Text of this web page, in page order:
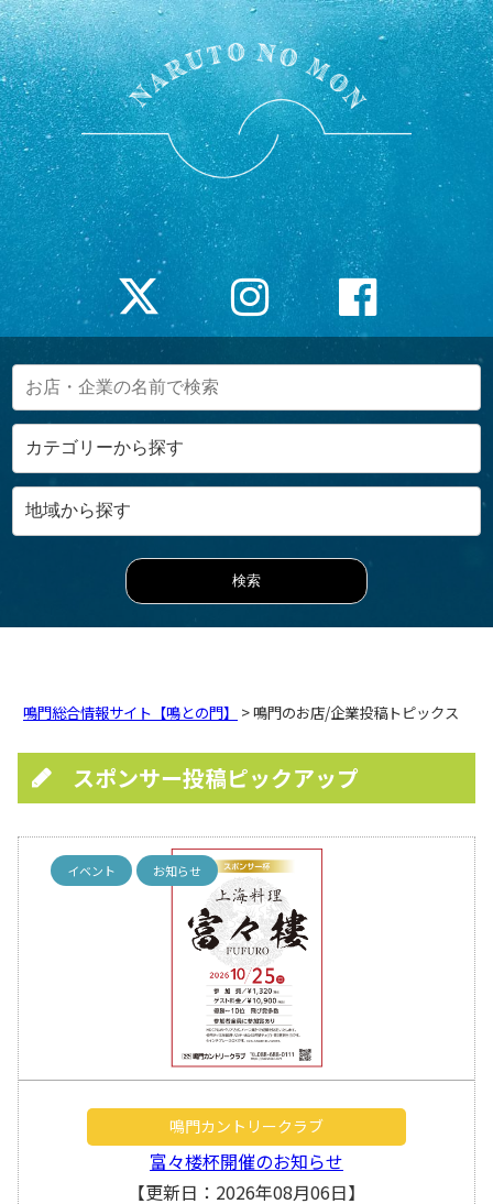
鳴門総合情報サイト【鳴との門】 > 鳴門のお店/企業投稿トピックス
スポンサー投稿ピックアップ
イベント お知らせ
鳴門カントリークラブ
富々楼杯開催のお知らせ
【更新日：2026年08月06日】